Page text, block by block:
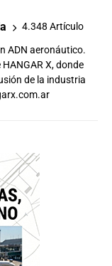
4.348 Artículo
ADN aeronáutico.
X, donde
de la industria